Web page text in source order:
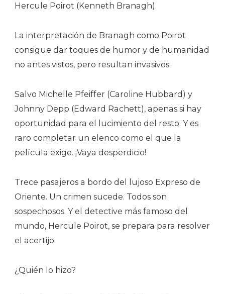
Hercule Poirot (Kenneth Branagh).
La interpretación de Branagh como Poirot
consigue dar toques de humor y de humanidad
no antes vistos, pero resultan invasivos.
Salvo Michelle Pfeiffer (Caroline Hubbard) y
Johnny Depp (Edward Rachett), apenas si hay
oportunidad para el lucimiento del resto. Y es
raro completar un elenco como el que la
película exige. ¡Vaya desperdicio!
Trece pasajeros a bordo del lujoso Expreso de
Oriente. Un crimen sucede. Todos son
sospechosos. Y el detective más famoso del
mundo, Hercule Poirot, se prepara para resolver
el acertijo.
¿Quién lo hizo?